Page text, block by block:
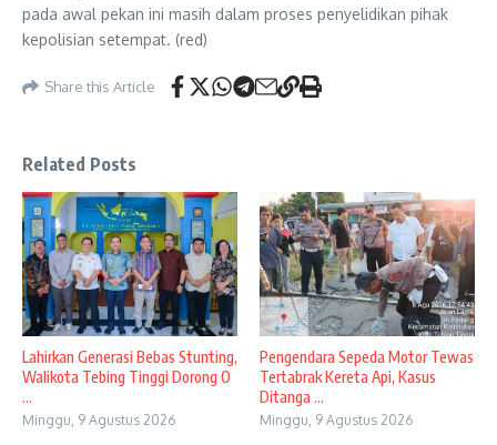
pada awal pekan ini masih dalam proses penyelidikan pihak
kepolisian setempat. (red)
Share this Article
Related Posts
Lahirkan Generasi Bebas Stunting,
Walikota Tebing Tinggi Dorong O
...
Minggu, 9 Agustus 2026
Pengendara Sepeda Motor Tewas
Tertabrak Kereta Api, Kasus
Ditanga ...
Minggu, 9 Agustus 2026